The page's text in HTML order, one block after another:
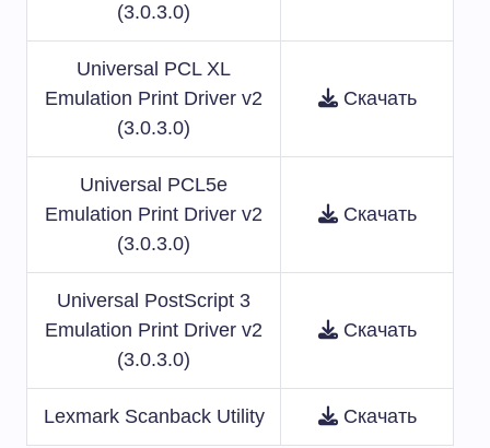
(3.0.3.0)
Universal PCL XL
Emulation Print Driver v2
(3.0.3.0)
Скачать
Universal PCL5e
Emulation Print Driver v2
(3.0.3.0)
Скачать
Universal PostScript 3
Emulation Print Driver v2
(3.0.3.0)
Скачать
Lexmark Scanback Utility Скачать